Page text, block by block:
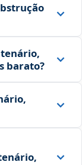
barato?